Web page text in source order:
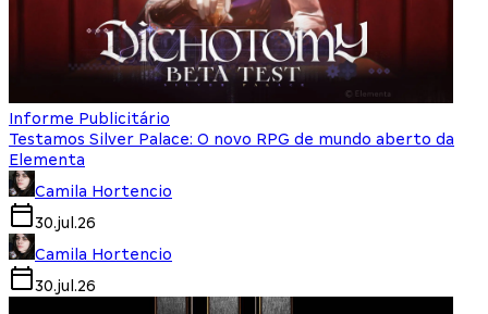
Informe Publicitário
Testamos Silver Palace: O novo RPG de mundo aberto da
Elementa
Camila Hortencio
30.jul.26
Camila Hortencio
30.jul.26